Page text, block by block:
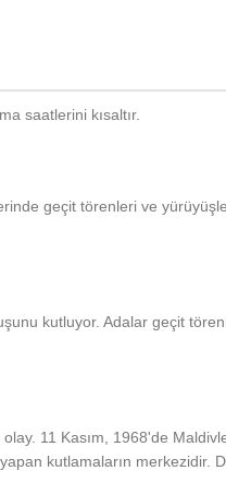
saatlerini kısaltır.
geçit törenleri ve
kutluyor. Adalar geçit
11 Kasım, 1968'de
kutlamaların merkezidir.